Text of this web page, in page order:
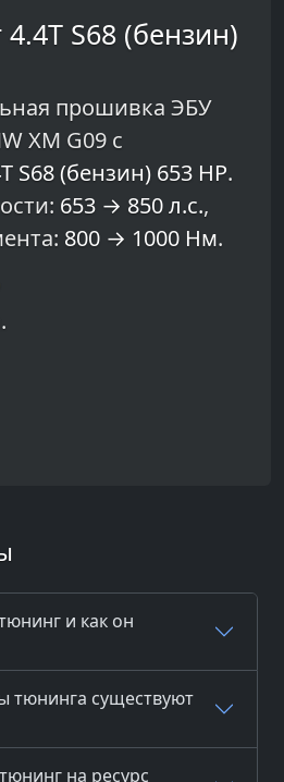
S68 (бензин)
прошивка ЭБУ
XM G09 с
S68 (бензин) 653 HP.
653 → 850 л.с.,
800 → 1000 Нм.
и как он
тюнинга существуют
на ресурс